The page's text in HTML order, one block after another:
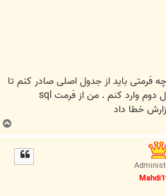
فرمتی باید از جدول اصلی صادر کنم تا
با همون فرمت بتونم به راحتی در جدول دوم وارد کنم . من از فرمت sql
خطا داد
ب
ا